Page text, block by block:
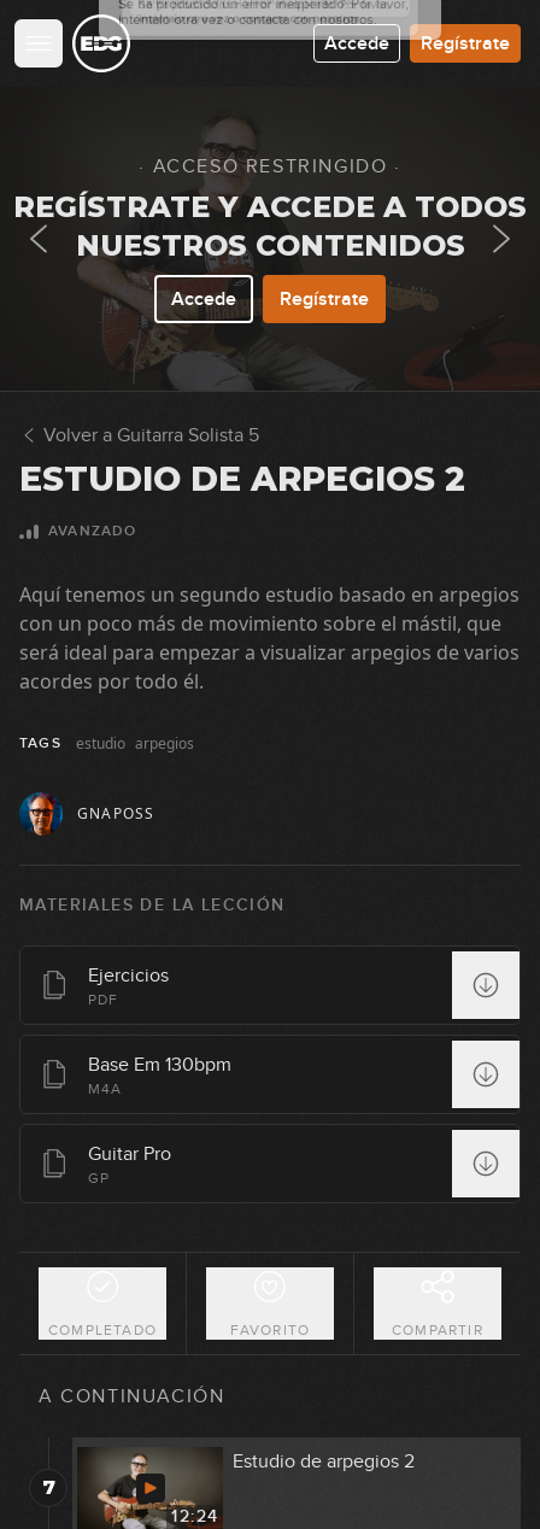
Accede Regístrate
· ACCESO RESTRINGIDO ·
REGÍSTRATE Y ACCEDE A TODOS
NUESTROS CONTENIDOS
Accede Regístrate
Volver a Guitarra Solista 5
ESTUDIO DE ARPEGIOS 2
AVANZADO
Aquí tenemos un segundo estudio basado en arpegios
con un poco más de movimiento sobre el mástil, que
será ideal para empezar a visualizar arpegios de varios
acordes por todo él.
TAGS estudio arpegios
GNAPOSS
MATERIALES DE LA LECCIÓN
Ejercicios
PDF
Base Em 130bpm
M4A
Guitar Pro
GP
COMPLETADO FAVORITO COMPARTIR
A CONTINUACIÓN
09:09
2
Arpegios menores en siete
3
09:29
4
Arpegios sobre progresiones de
Arpegios sobre progresiones de
6
Estudio de arpegios 1
7
12:24
Estudio de arpegios 2